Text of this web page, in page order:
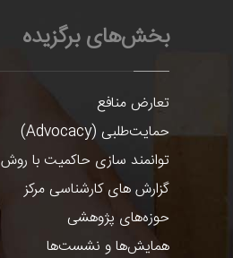
بخش‌های برگزیده
تعارض منافع
حمایت‌طلبی (Advocacy)
توانمند سازی حاکمیت با روش PDIA
گزارش های کارشناسی مرکز
حوزه‌های پژوهشی
همایش‌ها و نشست‌ها